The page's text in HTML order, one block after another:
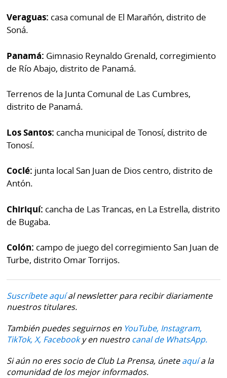
Tus
Cero
KM
Corprensa
La
Busca
Fácil
⌾
por
Hoy
Sábado
Picante
⌾
La
Tal
⌾
Sabrina
Censura
Veraguas: casa comunal de El Marañón, distrito de
Soná.
Panamá: Gimnasio Reynaldo Grenald, corregimiento
de Río Abajo, distrito de Panamá.
Terrenos de la Junta Comunal de Las Cumbres,
distrito de Panamá.
Los Santos: cancha municipal de Tonosí, distrito de
Tonosí.
Coclé: junta local San Juan de Dios centro, distrito de
Antón.
Chiriquí: cancha de Las Trancas, en La Estrella, distrito
de Bugaba.
Colón: campo de juego del corregimiento San Juan de
Turbe, distrito Omar Torrijos.
Suscríbete aquíal newsletter para recibir diariamente
nuestros titulares.
También puedes seguirnos en YouTube, Instagram,
TikTok, X, Facebooky en nuestro canal de WhatsApp.
Si aún no eres socio de Club La Prensa, úneteaquía la
comunidad de los mejor informados.